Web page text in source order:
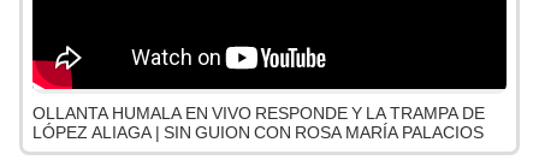
OLLANTA HUMALA EN VIVO RESPONDE Y LA TRAMPA DE
LÓPEZ ALIAGA | SIN GUION CON ROSA MARÍA PALACIOS